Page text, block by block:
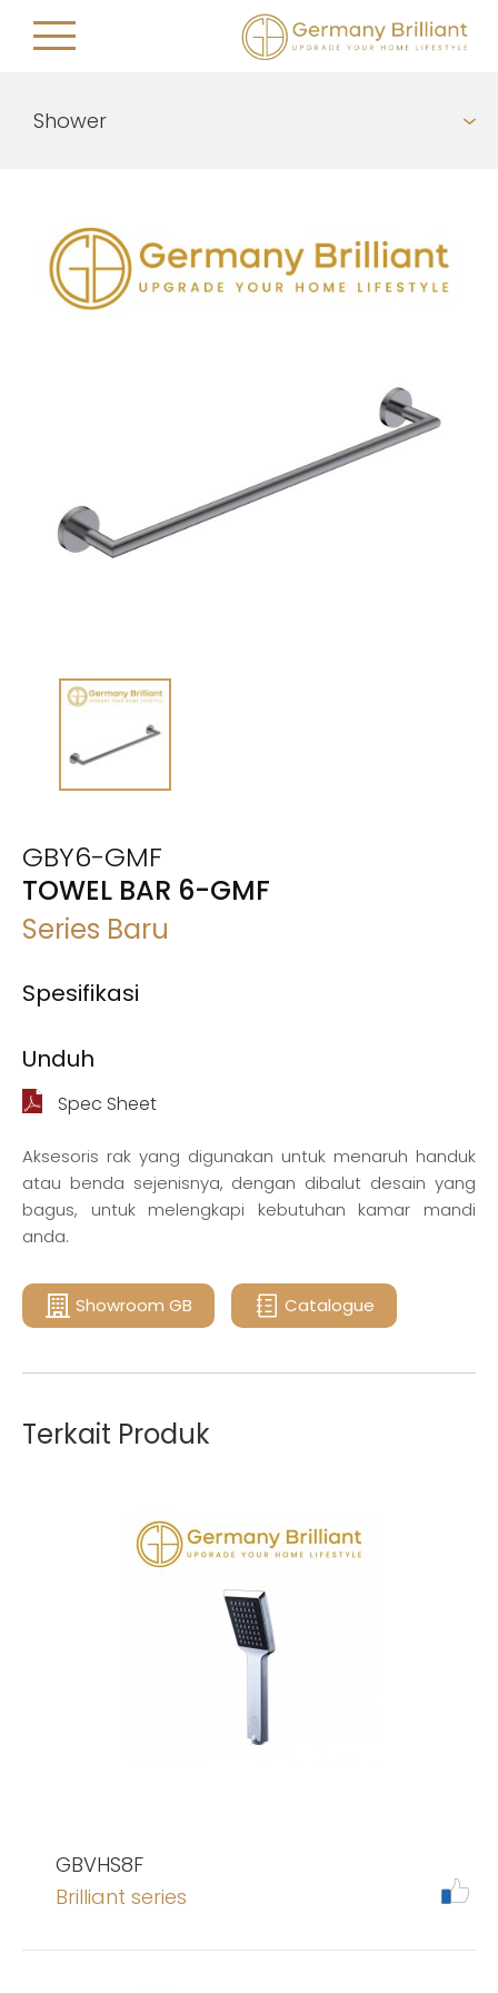
GBY6-GMF
TOWEL BAR 6-GMF
Series Baru
Spesifikasi
Unduh
Spec Sheet
Aksesoris rak yang digunakan untuk menaruh handuk
atau benda sejenisnya, dengan dibalut desain yang
bagus, untuk melengkapi kebutuhan kamar mandi
anda.
Showroom GB Catalogue
Terkait Produk
GBVHS8F
Brilliant series